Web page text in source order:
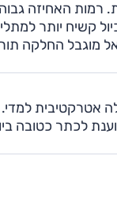
רמות האחיזה
קשיח יותר
מוגבל החלקה
אטרקטיבית
לכתר כטובה